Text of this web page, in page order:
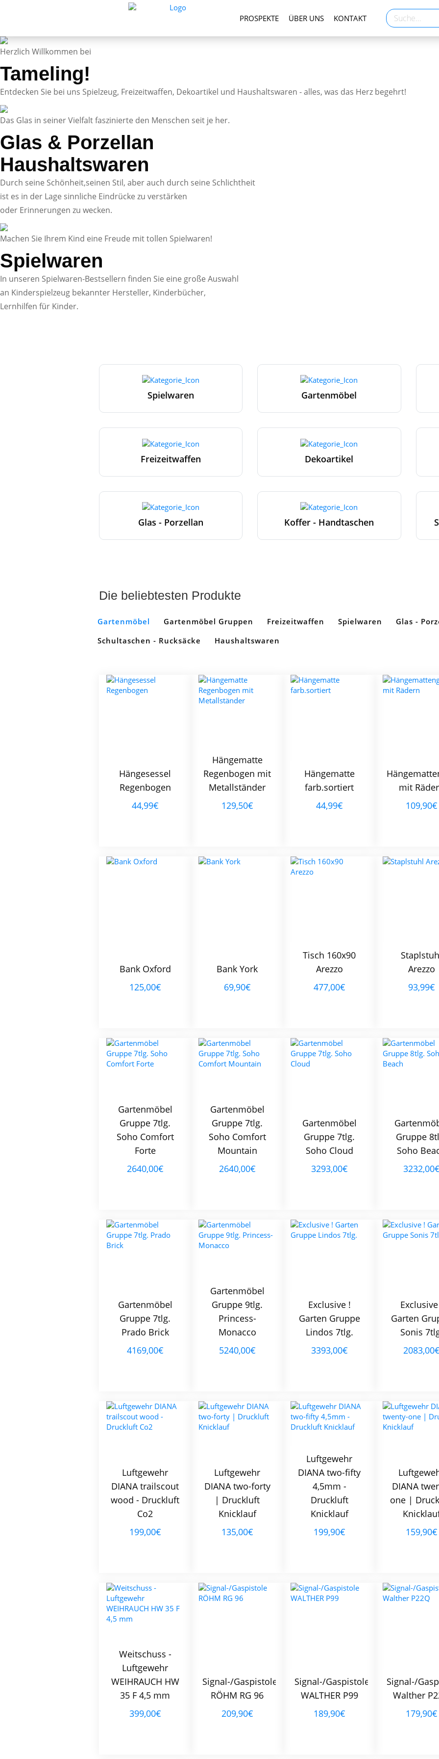
PROSPEKTE ÜBER UNS KONTAKT
Herzlich Willkommen bei
Tameling!
Entdecken Sie bei uns Spielzeug, Freizeitwaffen, Dekoartikel und Haushaltswaren - alles, was das Herz begehrt!
Das Glas in seiner Vielfalt faszinierte den Menschen seit je her.
Glas & Porzellan
Haushaltswaren
Durch seine Schönheit,seinen Stil, aber auch durch seine Schlichtheit
ist es in der Lage sinnliche Eindrücke zu verstärken
oder Erinnerungen zu wecken.
Machen Sie Ihrem Kind eine Freude mit tollen Spielwaren!
Spielwaren
In unseren Spielwaren-Bestsellern finden Sie eine große Auswahl
an Kinderspielzeug bekannter Hersteller, Kinderbücher,
Lernhilfen für Kinder.
Spielwaren Gartenmöbel
Freizeitwaffen Dekoartikel
Glas - Porzellan Koffer - Handtaschen
Die beliebtesten Produkte
Gartenmöbel Gartenmöbel Gruppen Freizeitwaffen Spielwaren
Glas -
Schultaschen - Rucksäcke
Haushaltswaren
Hängesessel
Regenbogen
44,99€
Hängematte
Regenbogen mit
Metallständer
129,50€
Hängematte
farb.sortiert
44,99€
mit
109,90€
Bank Oxford
125,00€
Bank York
69,90€
Tisch 160x90
Arezzo
477,00€
Arezzo
93,99€
Gartenmöbel
Gruppe 7tlg.
Soho Comfort
Forte
2640,00€
Gartenmöbel
Gruppe 7tlg.
Soho Comfort
Mountain
2640,00€
Gartenmöbel
Gruppe 7tlg.
Soho Cloud
3293,00€
Gruppe
Soho
Gartenmöbel
Gruppe 7tlg.
Prado Brick
4169,00€
Gartenmöbel
Gruppe 9tlg.
Princess-
Monacco
5240,00€
Exclusive !
Garten Gruppe
Lindos 7tlg.
3393,00€
Garten
Sonis
Luftgewehr
DIANA trailscout
wood - Druckluft
Co2
199,00€
Luftgewehr
DIANA two-forty
| Druckluft
Knicklauf
135,00€
Luftgewehr
DIANA two-fifty
4,5mm -
Druckluft
Knicklauf
199,90€
DIANA
one |
159,90€
Weitschuss -
Luftgewehr
WEIHRAUCH HW
35 F 4,5 mm
399,00€
Signal-/Gaspistole
RÖHM RG 96
209,90€
Signal-/Gaspistole
WALTHER P99
189,90€
Signal-/
Walther
179,90€